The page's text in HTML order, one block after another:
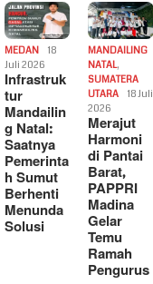
MEDAN
18
Juli 2026
Infrastruk
tur
Mandailin
g Natal:
Saatnya
Pemerinta
h Sumut
Berhenti
Menunda
Solusi
MANDAILING
NATAL,
SUMATERA
UTARA
18 Juli
2026
Merajut
Harmoni
di Pantai
Barat,
PAPPRI
Madina
Gelar
Temu
Ramah
Pengurus